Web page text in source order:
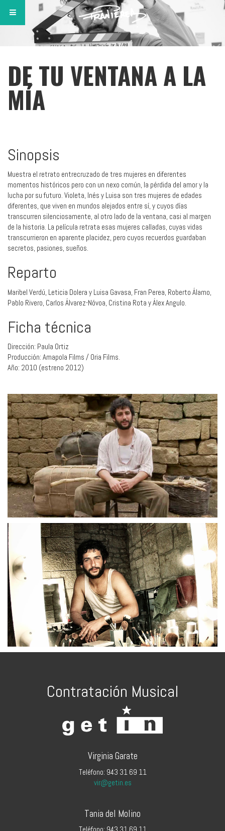
DE TU VENTANA A LA
MÍA
Sinopsis
Muestra el retrato entrecruzado de tres mujeres en diferentes
momentos históricos pero con un nexo común, la pérdida del amor y la
lucha por su futuro. Violeta, Inés y Luisa son tres mujeres de edades
diferentes, que viven en mundos alejados entre sí, y cuyos días
transcurren silenciosamente, al otro lado de la ventana, casi al margen
de la historia. La película retrata esas mujeres calladas, cuyas vidas
transcurrieron en aparente placidez, pero cuyos recuerdos guardaban
secretos, pasiones, sueños.
Reparto
Maribel Verdú, Leticia Dolera y Luisa Gavasa, Fran Perea, Roberto Álamo,
Pablo Rivero, Carlos Álvarez-Nóvoa, Cristina Rota y Álex Angulo.
Ficha técnica
Dirección: Paula Ortiz
Producción: Amapola Films / Oria Films.
Año: 2010 (estreno 2012)
Contratación Musical
Virginia Garate
Teléfono: 943 31 69 11
vir@getin.es
Tania del Molino